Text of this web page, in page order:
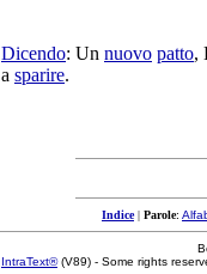
Dicendo: Un nuovo patto,
a sparire.
Indice| Parole:
IntraText®(V89) - Some rights